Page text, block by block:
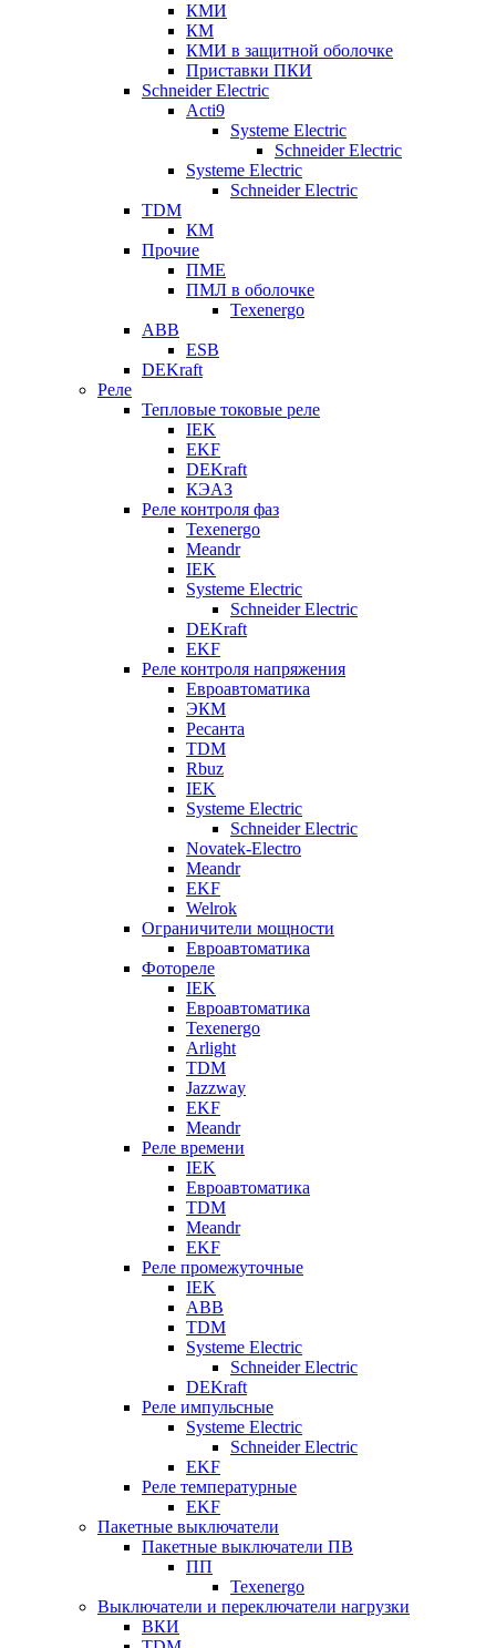
КМИ
КМ
КМИ в защитной оболочке
Приставки ПКИ
Schneider Electric
Acti9
Systeme Electric
Schneider Electric
Systeme Electric
Schneider Electric
TDM
КМ
Прочие
ПМЕ
ПМЛ в оболочке
Texenergo
ABB
ESB
DEKraft
Реле
Тепловые токовые реле
IEK
EKF
DEKraft
КЭАЗ
Реле контроля фаз
Texenergo
Meandr
IEK
Systeme Electric
Schneider Electric
DEKraft
EKF
Реле контроля напряжения
Евроавтоматика
ЭКМ
Ресанта
TDM
Rbuz
IEK
Systeme Electric
Schneider Electric
Novatek-Electro
Meandr
EKF
Welrok
Ограничители мощности
Евроавтоматика
Фотореле
IEK
Евроавтоматика
Texenergo
Arlight
TDM
Jazzway
EKF
Meandr
Реле времени
IEK
Евроавтоматика
TDM
Meandr
EKF
Реле промежуточные
IEK
ABB
TDM
Systeme Electric
Schneider Electric
DEKraft
Реле импульсные
Systeme Electric
Schneider Electric
EKF
Реле температурные
EKF
Пакетные выключатели
Пакетные выключатели ПВ
ПП
Texenergo
Выключатели и переключатели нагрузки
ВКИ